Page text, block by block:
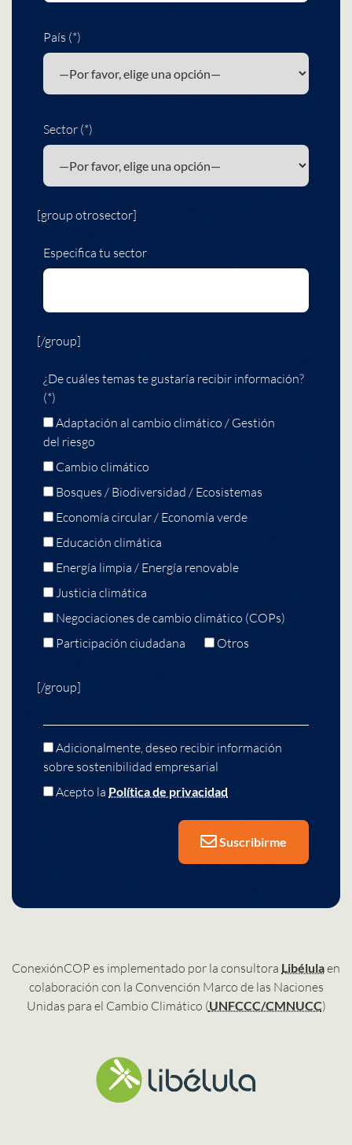
País (*)
Sector (*)
[group otrosector]
Especifica tu sector
[/group]
¿De cuáles temas te gustaría recibir información?
(*)
Adaptación al cambio climático / Gestión
del riesgo
Cambio climático
Bosques / Biodiversidad / Ecosistemas
Economía circular / Economía verde
Educación climática
Energía limpia / Energía renovable
Justicia climática
Negociaciones de cambio climático (COPs)
Participación ciudadana
Otros
[/group]
Adicionalmente, deseo recibir información
sobre sostenibilidad empresarial
Acepto la Política de privacidad
Suscribirme
ConexiónCOP es implementado por la consultora Libélulaen
colaboración con la Convención Marco de las Naciones
Unidas para el Cambio Climático (UNFCCC/CMNUCC)